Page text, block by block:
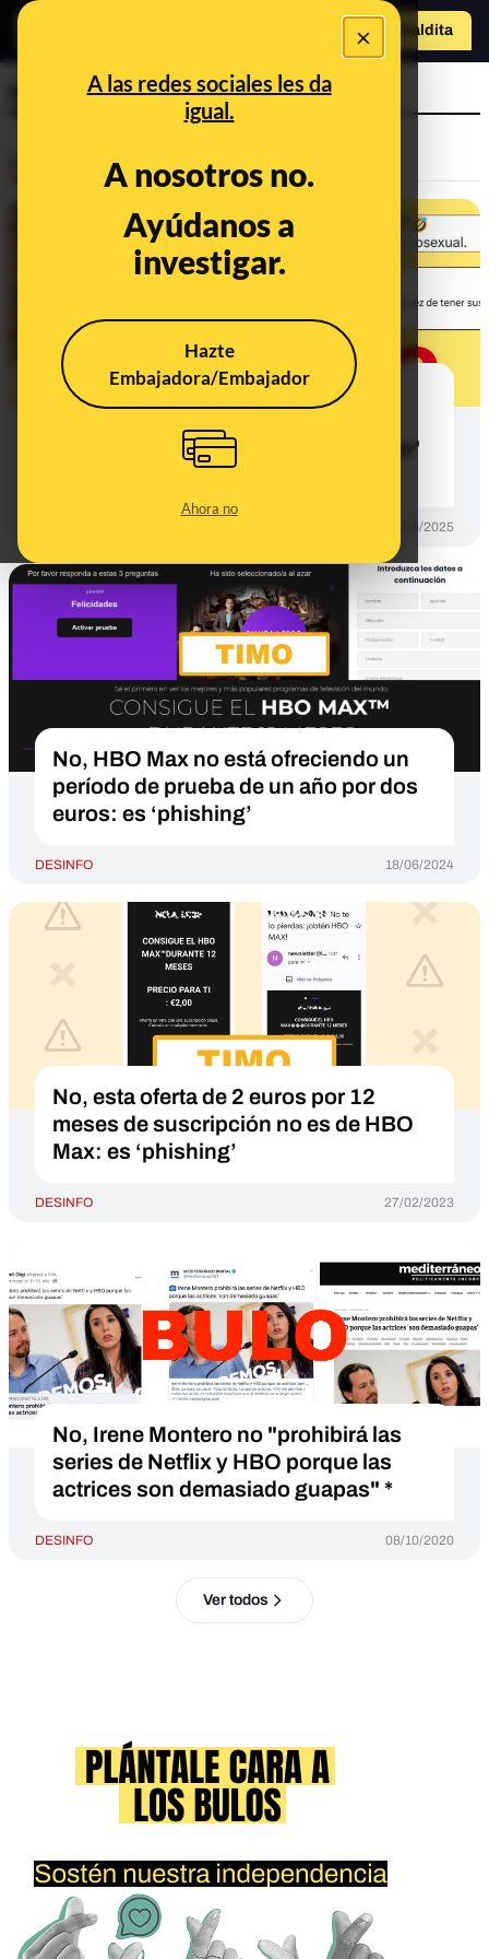
×
A las redes sociales les da
igual.
A nosotros no.
Ayúdanos a
investigar.
Hazte
Embajadora/Embajador
Ahora no
Hazte Maldita
El bulo sobre que Francesca
Hermione en la serie de 'Harry Potter'
que produce HBO
03/06/2025
No, HBO Max no está ofreciendo un
período de prueba de un año por dos
euros: es ‘phishing’
DESINFO 18/06/2024
No, esta oferta de 2 euros por 12
meses de suscripción no es de HBO
Max: es ‘phishing’
DESINFO 27/02/2023
No, Irene Montero no "prohibirá las
series de Netflix y HBO porque las
actrices son demasiado guapas" *
DESINFO 08/10/2020
Ver todos